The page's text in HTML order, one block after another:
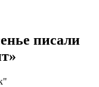
писали